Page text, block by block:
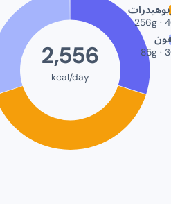
2,556
kcal/day
256g ·
85g ·